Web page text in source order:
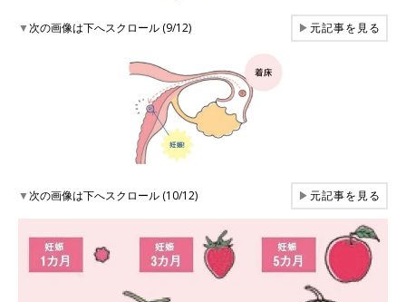
▼次の画像は下へスクロール (9/12) ▶元記事を見る
▼次の画像は下へスクロール (10/12) ▶元記事を見る